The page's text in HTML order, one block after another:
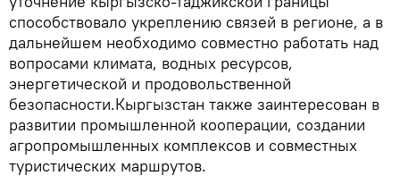
способствовало укреплению связей в регионе, а в
дальнейшем необходимо совместно работать над
вопросами климата, водных ресурсов,
энергетической и продовольственной
безопасности.Кыргызстан также заинтересован в
развитии промышленной кооперации, создании
агропромышленных комплексов и совместных
туристических маршрутов.